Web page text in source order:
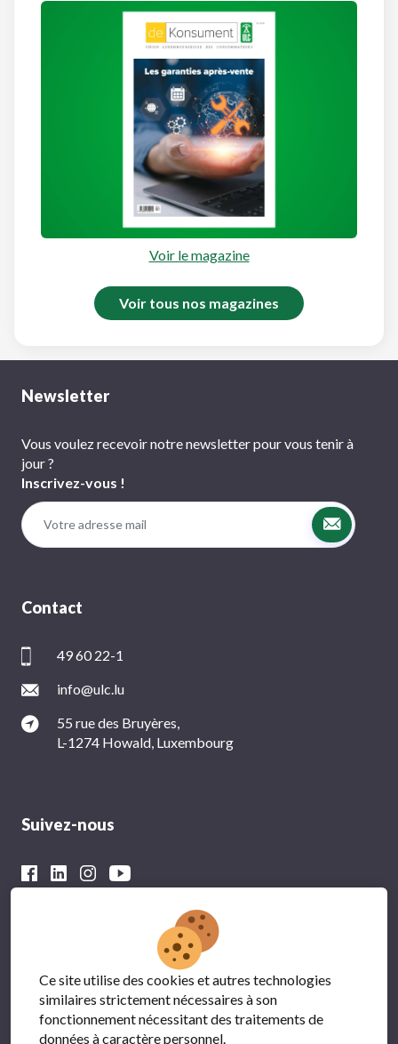
Voir le magazine
Voir tous nos magazines
Newsletter
Vous voulez recevoir notre newsletter pour vous tenir à
jour ?
Inscrivez-vous !
Contact
49 60 22-1
info@ulc.lu
55 rue des Bruyères,
L-1274 Howald, Luxembourg
Suivez-nous
Avec le soutien financier du
Ce site utilise des cookies et autres technologies
similaires strictement nécessaires à son
fonctionnement nécessitant des traitements de
données à caractère personnel.